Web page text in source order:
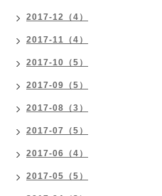
2017-12（4）
2017-11（4）
2017-10（5）
2017-09（5）
2017-08（3）
2017-07（5）
2017-06（4）
2017-05（5）